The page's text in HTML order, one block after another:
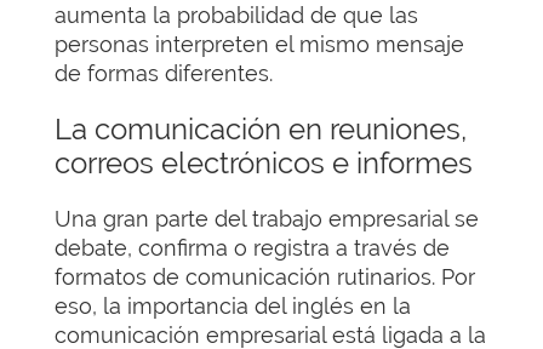
aumenta la probabilidad de que las
personas interpreten el mismo mensaje
de formas diferentes.
La comunicación en reuniones,
correos electrónicos e informes
Una gran parte del trabajo empresarial se
debate, confirma o registra a través de
formatos de comunicación rutinarios. Por
eso, la importancia del inglés en la
comunicación empresarial está ligada a la